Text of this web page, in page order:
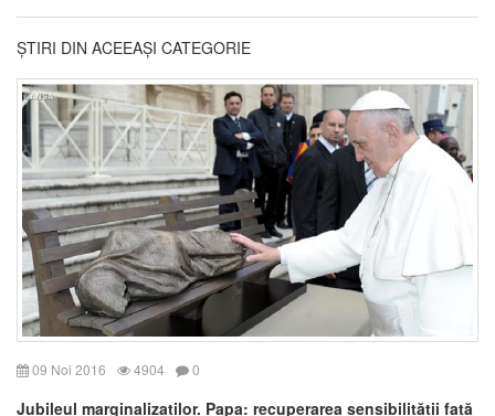
ȘTIRI DIN ACEEAȘI CATEGORIE
09 Noi 2016 4904 0
Jubileul marginalizaților. Papa: recuperarea sensibilității față